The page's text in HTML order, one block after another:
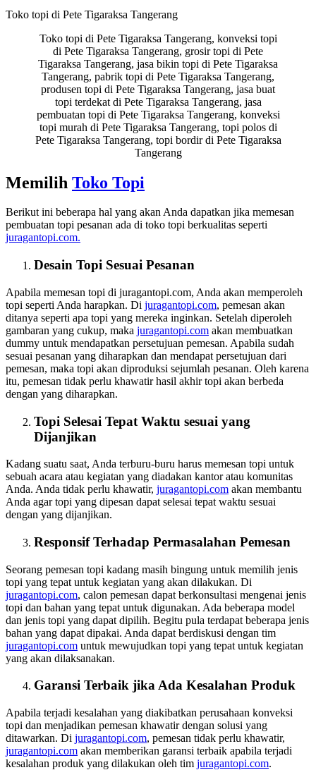
Toko topi di Pete Tigaraksa Tangerang
Toko topi di Pete Tigaraksa Tangerang, konveksi topi
di Pete Tigaraksa Tangerang, grosir topi di Pete
Tigaraksa Tangerang, jasa bikin topi di Pete Tigaraksa
Tangerang, pabrik topi di Pete Tigaraksa Tangerang,
produsen topi di Pete Tigaraksa Tangerang, jasa buat
topi terdekat di Pete Tigaraksa Tangerang, jasa
pembuatan topi di Pete Tigaraksa Tangerang, konveksi
topi murah di Pete Tigaraksa Tangerang, topi polos di
Pete Tigaraksa Tangerang, topi bordir di Pete Tigaraksa
Tangerang
Memilih Toko Topi
Berikut ini beberapa hal yang akan Anda dapatkan jika memesan
pembuatan topi pesanan ada di toko topi berkualitas seperti
juragantopi.com.
Desain Topi Sesuai Pesanan
Apabila memesan topi di juragantopi.com, Anda akan memperoleh
topi seperti Anda harapkan. Di juragantopi.com, pemesan akan
ditanya seperti apa topi yang mereka inginkan. Setelah diperoleh
gambaran yang cukup, maka juragantopi.com akan membuatkan
dummy untuk mendapatkan persetujuan pemesan. Apabila sudah
sesuai pesanan yang diharapkan dan mendapat persetujuan dari
pemesan, maka topi akan diproduksi sejumlah pesanan. Oleh karena
itu, pemesan tidak perlu khawatir hasil akhir topi akan berbeda
dengan yang diharapkan.
Topi Selesai Tepat Waktu sesuai yang
Dijanjikan
Kadang suatu saat, Anda terburu-buru harus memesan topi untuk
sebuah acara atau kegiatan yang diadakan kantor atau komunitas
Anda. Anda tidak perlu khawatir, juragantopi.com akan membantu
Anda agar topi yang dipesan dapat selesai tepat waktu sesuai
dengan yang dijanjikan.
Responsif Terhadap Permasalahan Pemesan
Seorang pemesan topi kadang masih bingung untuk memilih jenis
topi yang tepat untuk kegiatan yang akan dilakukan. Di
juragantopi.com, calon pemesan dapat berkonsultasi mengenai jenis
topi dan bahan yang tepat untuk digunakan. Ada beberapa model
dan jenis topi yang dapat dipilih. Begitu pula terdapat beberapa jenis
bahan yang dapat dipakai. Anda dapat berdiskusi dengan tim
juragantopi.com untuk mewujudkan topi yang tepat untuk kegiatan
yang akan dilaksanakan.
Garansi Terbaik jika Ada Kesalahan Produk
Apabila terjadi kesalahan yang diakibatkan perusahaan konveksi
topi dan menjadikan pemesan khawatir dengan solusi yang
ditawarkan. Di juragantopi.com, pemesan tidak perlu khawatir,
juragantopi.com akan memberikan garansi terbaik apabila terjadi
kesalahan produk yang dilakukan oleh tim juragantopi.com.